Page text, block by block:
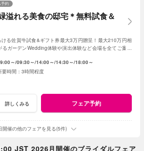
れる美食の邸宅＊無料試食＆
予約
ける佐賀牛試食&ギフト券最大3万円贈呈！最大210万円相
るガーデンWedding体験や演出体験など会場を全てご案内
～ 09:30～ 14:00～ 14:30～ 18:00～
3時間程度
詳しくみる フェア予約
開催の他のフェアを見る(5件)
JST 2026月開催のブライダルフェア